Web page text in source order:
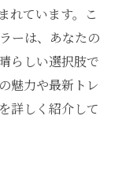
れています。こ
ーは、あなたの
らしい選択肢で
魅力や最新トレ
詳しく紹介して